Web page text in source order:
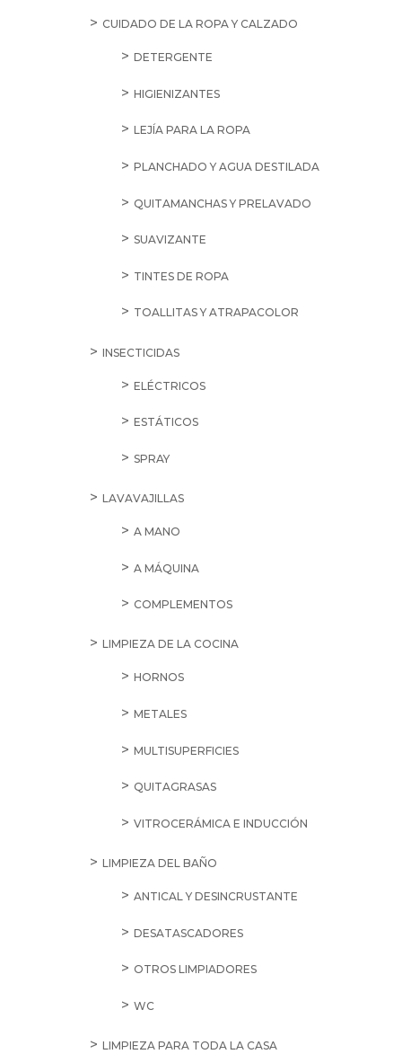
CUIDADO DE LA ROPA Y CALZADO
DETERGENTE
HIGIENIZANTES
LEJÍA PARA LA ROPA
PLANCHADO Y AGUA DESTILADA
QUITAMANCHAS Y PRELAVADO
SUAVIZANTE
TINTES DE ROPA
TOALLITAS Y ATRAPACOLOR
INSECTICIDAS
ELÉCTRICOS
ESTÁTICOS
SPRAY
LAVAVAJILLAS
A MANO
A MÁQUINA
COMPLEMENTOS
LIMPIEZA DE LA COCINA
HORNOS
METALES
MULTISUPERFICIES
QUITAGRASAS
VITROCERÁMICA E INDUCCIÓN
LIMPIEZA DEL BAÑO
ANTICAL Y DESINCRUSTANTE
DESATASCADORES
OTROS LIMPIADORES
WC
LIMPIEZA PARA TODA LA CASA